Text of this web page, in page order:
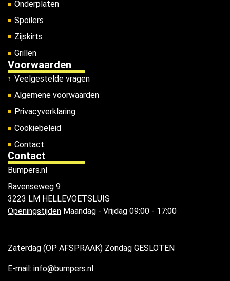
Onderplaten
Spoilers
Zijskirts
Grillen
Voorwaarden
Veelgestelde vragen
Algemene voorwaarden
Privacyverklaring
Cookiebeleid
Contact
Contact
Bumpers.nl
Ravenseweg 9
3223 LM HELLEVOETSLUIS
Openingstijden Maandag - Vrijdag 09:00 - 17:00
Zaterdag (OP AFSPRAAK) Zondag GESLOTEN
E-mail: info@bumpers.nl